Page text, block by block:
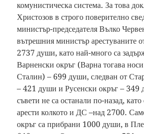
комунистическа система. За това
Христозов в строго поверително
министър-председателя Вълко
вътрешния министър арестуваните
2737 души, като най-много са
Варненски окръг (Варна тогава
Сталин) – 699 души, следван от
– 421 души и Русенски окръг – 349
съвети не са останали по-назад,
арести колкото и ДС –над 2700.
окръг са прибрани 1000 души, в